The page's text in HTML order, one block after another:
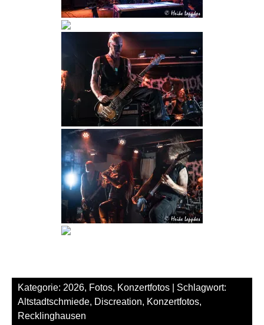
Kategorie: 2026, Fotos, Konzertfotos | Schlagwort:
Altstadtschmiede, Discreation, Konzertfotos,
Recklinghausen